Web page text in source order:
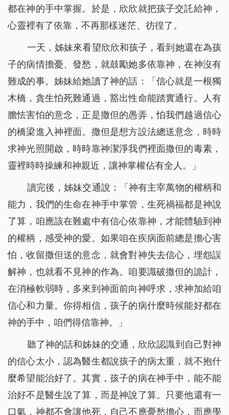
都在神的手中掌握。於是，欣欣就把孩子交託給神，
心靈裡有了依靠，不再那樣迷茫、彷徨了。
一天，姊妹來看望欣欣和孩子，看到她還在為孩
子的病情擔憂、發愁，就鼓勵她多依靠神，在神沒有
難成的事。姊妹給她讀了神的話：「 信心就是一根獨
木橋，貪生怕死難通過，豁出性命能踏實通行。人有
膽怯害怕的意念，正是撒但的愚弄，怕我們越過信心
的橋梁進入神裡面。撒但是想方設法總送意念，時時
求神光照開啟，時時靠神潔淨我們裡面撒但的毒素，
靈裡時時操練和神親近，讓神掌權佔有全人。
」
讀完後，姊妹交通說：「神有主宰萬物的權柄和
能力，我們的生命在神手中掌管，生死禍福都是神說
了算，咱應該在難處中有信心依靠神，才能體驗到神
的權柄，感受神的愛。如果咱在疾病面前總是擔心害
怕，收留撒但送的意念，就會對神失去信心，埋怨誤
解神，也就看不見神的作為。咱要識破撒但的詭計，
在消極軟弱時，多來到神面前向神呼求，求神加給咱
信心和力量。你得相信，孩子的病什麼時候能好都在
神的手中，咱們得信靠神。」
聽了神的話和姊妹的交通，欣欣認識到自己對神
的信心太小，認為醫生都說孩子的病太重，就不抱什
麼希望能治好了。其實，孩子的病在神手中，能不能
治好不是醫生說了算，而是神說了算。只要他還有一
口氣，神都不會讓他死，自己不應憂愁擔心，而應學